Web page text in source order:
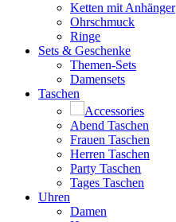
Ketten mit Anhänger
Ohrschmuck
Ringe
Sets & Geschenke
Themen-Sets
Damensets
Taschen
Accessories
Abend Taschen
Frauen Taschen
Herren Taschen
Party Taschen
Tages Taschen
Uhren
Damen